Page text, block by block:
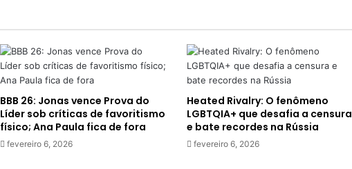
BBB 26: Jordana processa autores
de ataques e acusações de
racismo
Mainha do Brega conquista as
a
t
i
l
h
a
p
BBB 26: Jonas vence Prova do
Líder sob críticas de favoritismo
físico; Ana Paula fica de fora
fevereiro 6, 2026
Heated Rivalry: O fenômeno
LGBTQIA+ que desafia a censura
e bate recordes na Rússia
fevereiro 6, 2026